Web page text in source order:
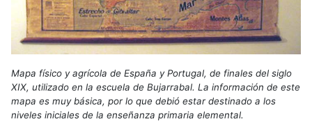
Mapa físico y agrícola de España y Portugal, de finales del siglo
XIX, utilizado en la escuela de Bujarrabal. La información de este
mapa es muy básica, por lo que debió estar destinado a los
niveles iniciales de la enseñanza primaria elemental.